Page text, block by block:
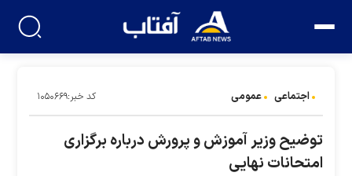
اجتماعی عمومی کد خبر:۱۰۵۰۶۶۹
توضیح وزیر آموزش و پرورش درباره برگزاری
امتحانات نهایی